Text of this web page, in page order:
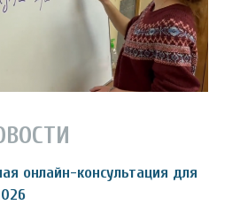
онлайн-консультация для